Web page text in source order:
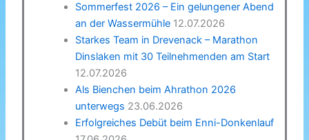
Sommerfest 2026 – Ein gelungener Abend
an der Wassermühle 12.07.2026
Starkes Team in Drevenack – Marathon
Dinslaken mit 30 Teilnehmenden am Start
12.07.2026
Als Bienchen beim Ahrathon 2026
unterwegs 23.06.2026
Erfolgreiches Debüt beim Enni-Donkenlauf